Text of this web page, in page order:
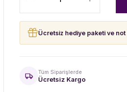
Ücretsiz hediye paketi ve not
Tüm Siparişlerde
Ücretsiz Kargo